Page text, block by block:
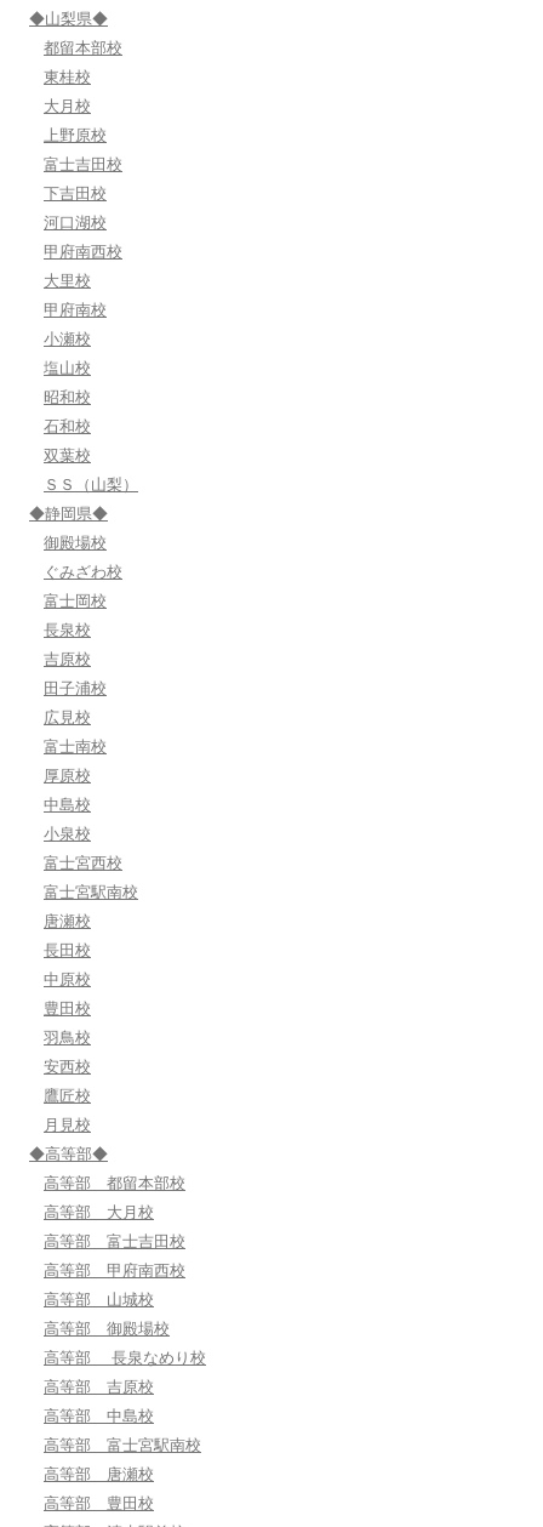
◆山梨県◆
都留本部校
東桂校
大月校
上野原校
富士吉田校
下吉田校
河口湖校
甲府南西校
大里校
甲府南校
小瀬校
塩山校
昭和校
石和校
双葉校
ＳＳ（山梨）
◆静岡県◆
御殿場校
ぐみざわ校
富士岡校
長泉校
吉原校
田子浦校
広見校
富士南校
厚原校
中島校
小泉校
富士宮西校
富士宮駅南校
唐瀬校
長田校
中原校
豊田校
羽鳥校
安西校
鷹匠校
月見校
◆高等部◆
高等部 都留本部校
高等部 大月校
高等部 富士吉田校
高等部 甲府南西校
高等部 山城校
高等部 御殿場校
高等部 長泉なめり校
高等部 吉原校
高等部 中島校
高等部 富士宮駅南校
高等部 唐瀬校
高等部 豊田校